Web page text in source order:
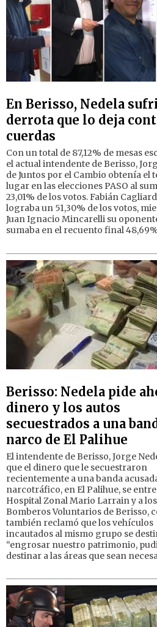
En Berisso, Nedela
derrota que lo deja
cuerdas
Con un total de 87,12% de mesas
el actual intendente de Berisso,
de Juntos por el Cambio obtenía el
lugar en las elecciones PASO al
23,01% de los votos. Fabián
lograba un 51,30% de los votos,
Juan Ignacio Mincarelli su
sumaba en el recuento final
Berisso: Nedela pide
dinero y los autos
secuestrados a una
narco de El Palihue
El intendente de Berisso, Jorge
que el dinero que le secuestraron
recientemente a una banda
narcotráfico, en El Palihue, se
Hospital Zonal Mario Larrain y a los
Bomberos Voluntarios de Berisso,
también reclamó que los vehículos
incautados al mismo grupo se
“engrosar nuestro patrimonio,
destinar a las áreas que sean